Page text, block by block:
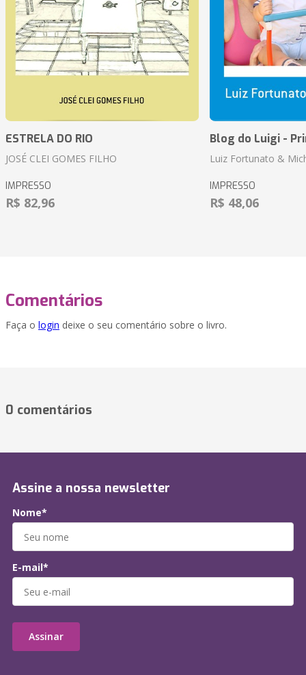
ESTRELA DO RIO
JOSÉ CLEI GOMES FILHO
IMPRESSO
R$ 82,96
Blog do Luigi -
Luiz Fortunato &
IMPRESSO
R$ 48,06
Comentários
Faça o login deixe o seu comentário sobre o livro.
0 comentários
Assine a nossa newsletter
Nome*
E-mail*
Assinar